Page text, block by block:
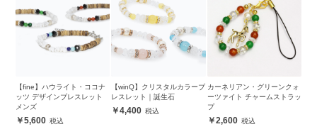
【fine】ハウライト・ココナ
ッツ デザインブレスレット
メンズ
5,600
【winQ】クリスタルカラーブ
レスレット｜誕生石
4,400
カーネリアン・グリーンクォ
ーツァイト チャームストラッ
プ
2,600